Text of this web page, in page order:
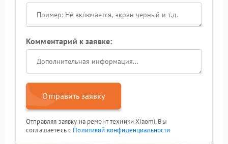
Комментарий к заявке:
Отправить заявку
Отправляя заявку на ремонт техники Xiaomi, Вы
соглашаетесь с Политикой конфиденциальности